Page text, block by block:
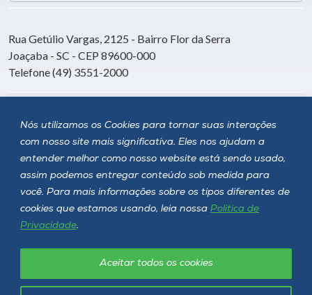
Nós utilizamos os Cookies para tornar suas interações
com nosso site mais significativa. Eles nos ajudam a
entender melhor como nosso website está sendo usado,
assim podemos entregar conteúdo sob medida para
você. Para mais informações sobre os tipos diferentes de
cookies que estamos usando, leia nossa Política de
Privacidade.
Aceitar todos os cookies
Rua Getúlio Vargas, 2125 - Bairro Flor da Serra
Joaçaba - SC - CEP 89600-000
Telefone (49) 3551-2000
Siga a Unoesc
Política de privacidade LGPD